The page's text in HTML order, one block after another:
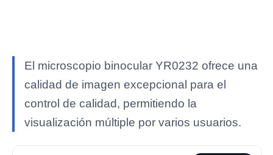
El microscopio binocular YR0232 ofrece una
calidad de imagen excepcional para el
control de calidad, permitiendo la
visualización múltiple por varios usuarios.